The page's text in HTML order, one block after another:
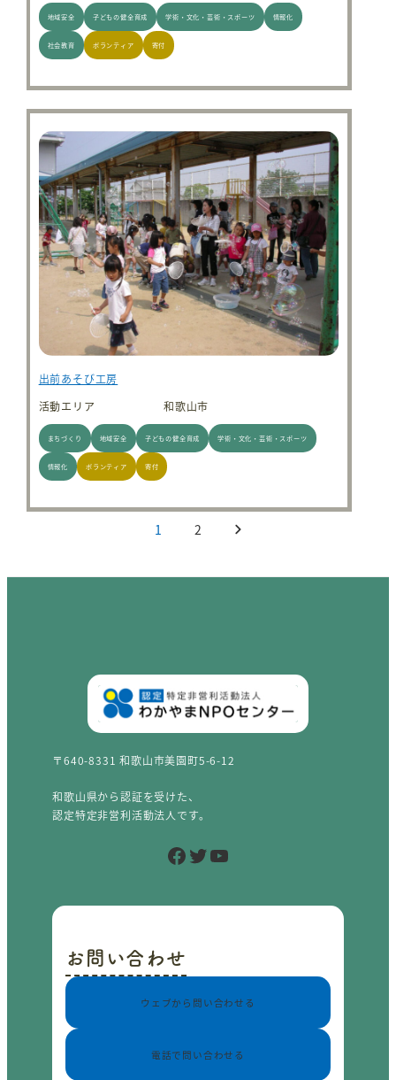
地域安全 子どもの健全育成 学術・文化・芸術・スポーツ 情報化
社会教育 ボランティア 寄付
出前あそび工房
活動エリア
和歌山市
まちづくり 地域安全 子どもの健全育成 学術・文化・芸術・スポーツ
情報化 ボランティア 寄付
投稿のページ送り
1 2
〒640-8331 和歌山市美園町5-6-12
和歌山県から認証を受けた、
認定特定非営利活動法人です。
Facebook Twitter YouTube
お問い合わせ
ウェブから問い合わせる
電話で問い合わせる